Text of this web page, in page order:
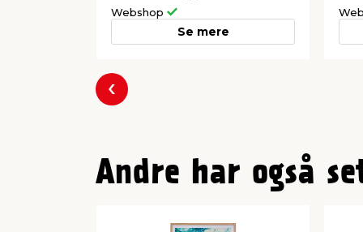
Webshop
Se mere
Forrige
Andre har også